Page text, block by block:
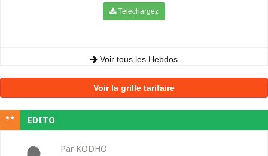
Téléchargez
Voir tous les Hebdos
Voir la grille tarifaire
EDITO
Par KODHO